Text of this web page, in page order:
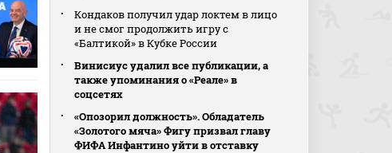
Кондаков получил удар локтем в лицо
и не смог продолжить игру с
«Балтикой» в Кубке России
Винисиус удалил все публикации, а
также упоминания о «Реале» в
соцсетях
«Опозорил должность». Обладатель
«Золотого мяча» Фигу призвал главу
ФИФА Инфантино уйти в отставку